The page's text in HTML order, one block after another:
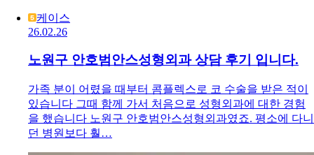
케이스
26.02.26
노원구 안호범안스성형외과 상담 후기 입니다.
가족 분이 어렸을 때부터 콤플렉스로 코 수술을 받은 적이
있습니다 그때 함께 가서 처음으로 성형외과에 대한 경험
을 했습니다 노원구 안호범안스성형외과였죠. 평소에 다니
던 병원보다 훨…